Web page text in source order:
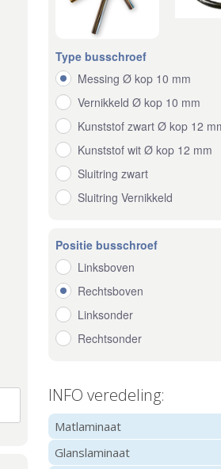
Type busschroef
Messing Ø kop 10 mm
Vernikkeld Ø kop 10 mm
Kunststof zwart Ø kop 12
Kunststof wit Ø kop 12 mm
Sluitring zwart
Sluitring Vernikkeld
Positie busschroef
Linksboven
Rechtsboven
Linksonder
Rechtsonder
INFO veredeling:
Matlaminaat
Glanslaminaat